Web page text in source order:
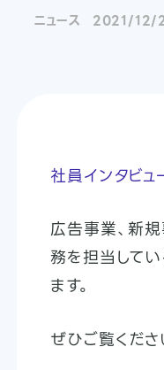
ニュース 2021/12/
社員インタビュ
広告事業、新
務を担当して
ます。
ぜひご覧くださ